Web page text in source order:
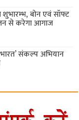
बोन एवं सॉफ्ट
से करेगा आगाज
संकल्प अभियान